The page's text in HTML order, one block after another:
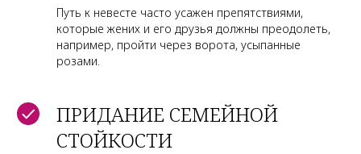
Путь к невесте часто усажен препятствиями,
которые жених и его друзья должны преодолеть,
например, пройти через ворота, усыпанные
розами.
ПРИДАНИЕ СЕМЕЙНОЙ
СТОЙКОСТИ